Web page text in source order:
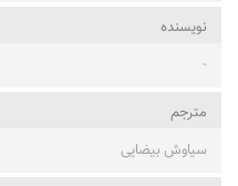
نویسنده
-
مترجم
سیاوش بیضایی